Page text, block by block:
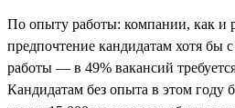
По опыту работы: компании, как и
предпочтение кандидатам хотя бы
работы — в 49% вакансий
Кандидатам без опыта в этом году